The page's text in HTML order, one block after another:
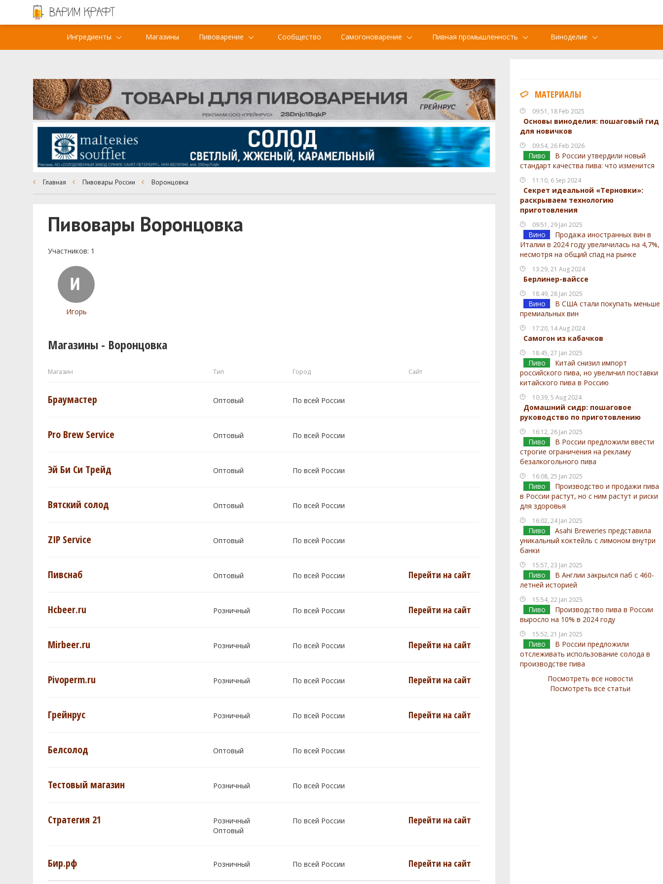
Ингредиенты Магазины Пивоварение Сообщество Самогоноварение Пивная промышленность Виноделие
МАТЕРИАЛЫ
09:51, 18 Feb 2025
Основы виноделия: пошаговый гид
для новичков
09:54, 26 Feb 2026
Пиво
В России утвердили новый
стандарт качества пива: что изменится
11:10, 6 Sep 2024
Секрет идеальной «Терновки»:
раскрываем технологию
приготовления
09:51, 29 Jan 2025
Вино
Продажа иностранных вин в
Италии в 2024 году увеличилась на 4,7%,
несмотря на общий спад на рынке
13:29, 21 Aug 2024
Берлинер-вайссе
18:49, 28 Jan 2025
Вино
В США стали покупать меньше
премиальных вин
17:20, 14 Aug 2024
Самогон из кабачков
18:45, 27 Jan 2025
Пиво
Китай снизил импорт
российского пива, но увеличил поставки
китайского пива в Россию
10:39, 5 Aug 2024
Домашний сидр: пошаговое
руководство по приготовлению
16:12, 26 Jan 2025
Пиво
В России предложили ввести
строгие ограничения на рекламу
безалкогольного пива
16:08, 25 Jan 2025
Пиво
Производство и продажи пива
в России растут, но с ним растут и риски
для здоровья
16:02, 24 Jan 2025
Пиво
Asahi Breweries представила
уникальный коктейль с лимоном внутри
банки
15:57, 23 Jan 2025
Пиво
В Англии закрылся паб с 460-
летней историей
15:54, 22 Jan 2025
Пиво
Производство пива в России
выросло на 10% в 2024 году
15:52, 21 Jan 2025
Пиво
В России предложили
отслеживать использование солода в
производстве пива
Посмотреть все новости
Посмотреть все статьи
Главная Пивовары России Воронцовка
Пивовары Воронцовка
Участников: 1
Игорь
Магазины - Воронцовка
Магазин Тип Город Сайт
Браумастер Оптовый По всей России
Pro Brew Service Оптовый По всей России
Эй Би Си Трейд Оптовый По всей России
Вятский солод Оптовый По всей России
ZIP Service Оптовый По всей России
Пивснаб Оптовый По всей России Перейти на сайт
Hcbeer.ru Розничный По всей России Перейти на сайт
Mirbeer.ru Розничный По всей России Перейти на сайт
Pivoperm.ru Розничный По всей России Перейти на сайт
Грейнрус Розничный По всей России Перейти на сайт
Белсолод Оптовый По всей России
Тестовый магазин Розничный По всей России
Стратегия 21
Розничный
Оптовый
По всей России Перейти на сайт
Бир.рф Розничный По всей России Перейти на сайт